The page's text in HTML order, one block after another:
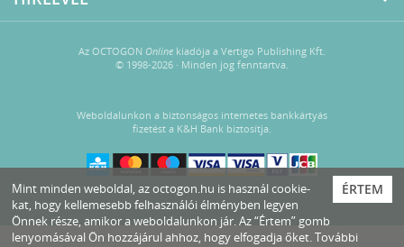
Az OCTOGON Online kiadója a Vertigo Publishing Kft.
© 1998-2026 · Minden jog fenntartva.
Weboldalunkon a biztonságos internetes bankkártyás
fizetést a K&H Bank biztosítja.
ÉRTEM
Mint minden weboldal, az octogon.hu is használ cookie-
kat, hogy kellemesebb felhasználói élményben legyen
Önnek része, amikor a weboldalunkon jár. Az “Értem” gomb
lenyomásával Ön hozzájárul ahhoz, hogy elfogadja őket. További